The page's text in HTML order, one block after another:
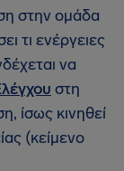
στην ομάδα
τι ενέργειες
να
στη
ίσως κινηθεί
(κείμενο